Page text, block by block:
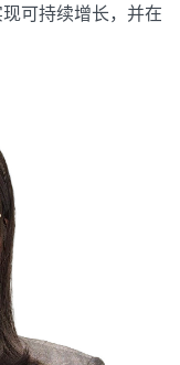
可持续增长，并在